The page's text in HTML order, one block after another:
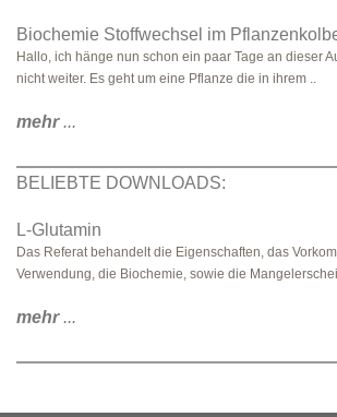
Biochemie Stoffwechsel im
Hallo, ich hänge nun schon ein paar Tage an dieser
nicht weiter. Es geht um eine Pflanze die in ihrem ..
mehr...
BELIEBTE DOWNLOADS:
L-Glutamin
Das Referat behandelt die Eigenschaften, das
Verwendung, die Biochemie, sowie die
mehr...